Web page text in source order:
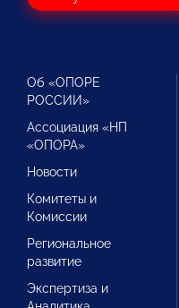
Об «ОПОРЕ
РОССИИ»
Ассоциация «НП
«ОПОРА»
Новости
Комитеты и
Комиссии
Региональное
развитие
Экспертиза и